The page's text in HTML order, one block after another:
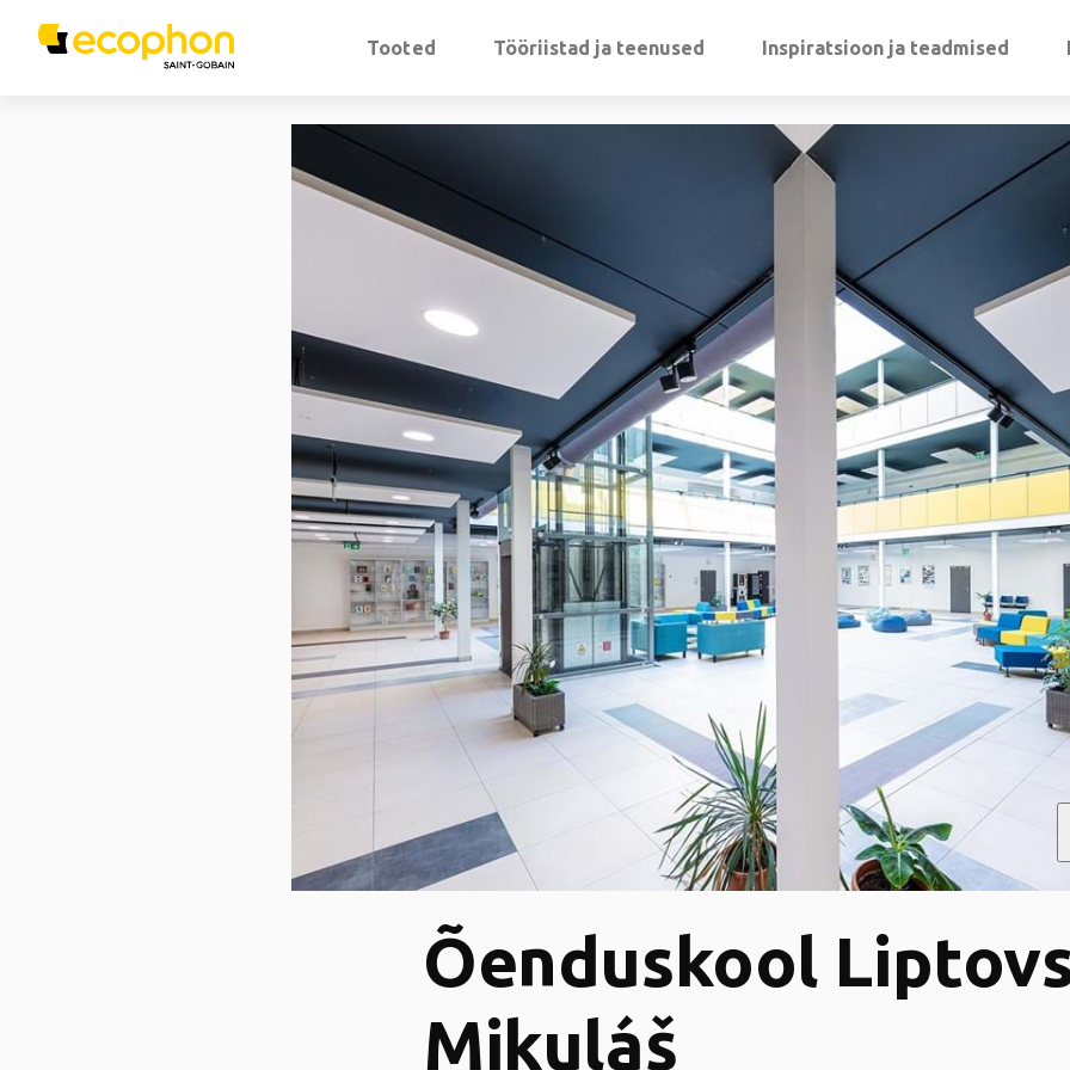
Tooted Tööriistad ja teenused Inspiratsioon ja teadmised
Õenduskool
Mikuláš